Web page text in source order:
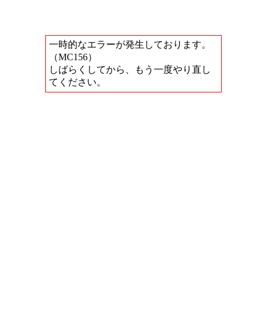
一時的なエラーが発生しております。
（MC156）
しばらくしてから、もう一度やり直し
てください。